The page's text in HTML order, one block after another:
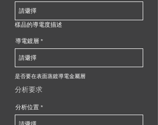
樣品的導電度描述
導電鍍層
是否要在表面蒸鍍導電金屬層
分析要求
分析位置